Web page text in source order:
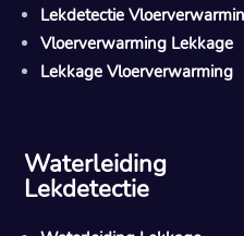
Lekdetectie
Vloerverwarming Lekkage
Lekkage Vloerverwarming
Waterleiding
Lekdetectie